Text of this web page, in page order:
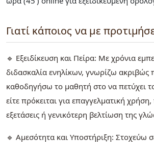
Γιατί κάποιος να με
🔹 Εξειδίκευση και Πείρα: Με χρόνια
διδασκαλία ενηλίκων, γνωρίζω ακριβώς
καθοδηγήσω το μαθητή στο να πετύχει
είτε πρόκειται για επαγγελματική
εξετάσεις ή γενικότερη βελτίωση της
🔹 Αμεσότητα και Υποστήριξη: Στοχεύω